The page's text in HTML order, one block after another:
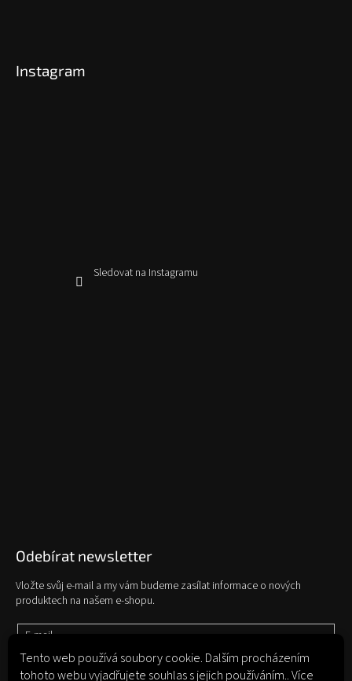
Tento web používá soubory cookie. Dalším procházením
tohoto webu vyjadřujete souhlas s jejich používáním.. Více
Instagram
Sledovat na Instagramu
Odebírat newsletter
Vložte svůj e-mail a my vám budeme zasílat informace o nových
produktech na našem e-shopu.
E-mail
Vložením e-mailu souhlasíte spodmínkami ochrany osobních údajů